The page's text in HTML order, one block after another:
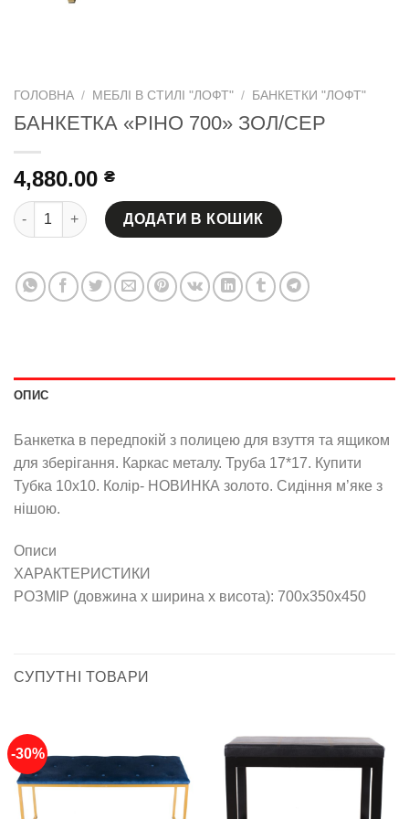
ГОЛОВНА / МЕБЛІ В СТИЛІ "ЛОФТ" / БАНКЕТКИ "ЛОФТ"
БАНКЕТКА «РІНО 700» ЗОЛ/СЕР
4,880.00 ₴
БАНКЕТКА «РІНО 700» ЗОЛ/СЕР кількість
ДОДАТИ В КОШИК
ОПИС
Банкетка в передпокій з полицею для взуття та ящиком
для зберігання. Каркас металу. Труба 17*17. Купити
Тубка 10х10. Колір- НОВИНКА золото. Сидіння м’яке з
нішою.
Описи
ХАРАКТЕРИСТИКИ
РОЗМІР (довжина х ширина х висота): 700х350х450
СУПУТНІ ТОВАРИ
-30%